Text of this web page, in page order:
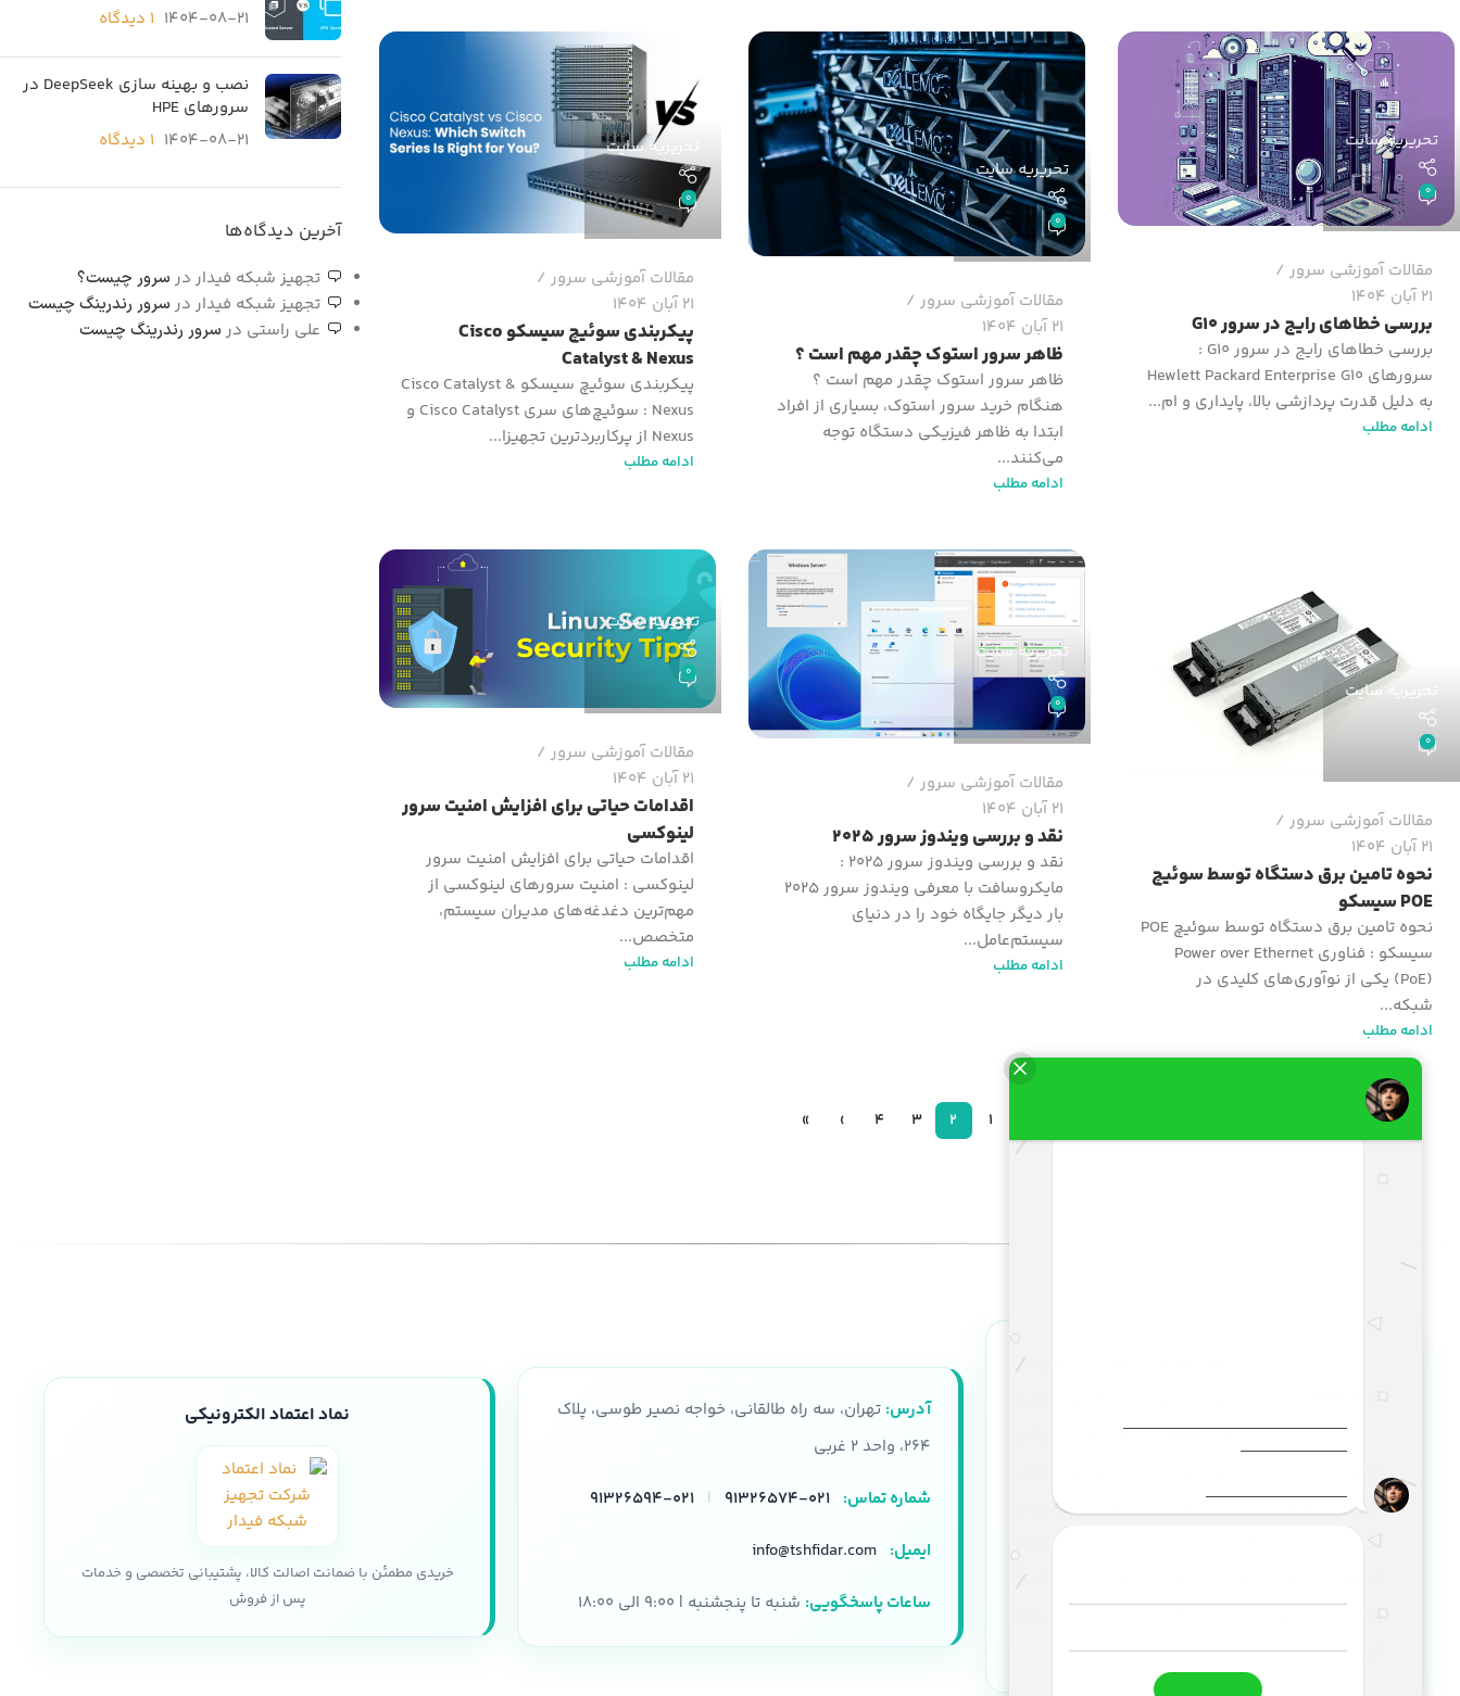
تحریریه سایت
0
مقالات آموزشی سرور
21 آبان 1404
بررسی خطاهای رایج در سرور G10
بررسی خطاهای رایج در سرور G10 :
سرورهای Hewlett Packard Enterprise G10
به دلیل قدرت پردازشی بالا، پایداری و ام...
ادامه مطلب
تحریریه سایت
0
مقالات آموزشی سرور
21 آبان 1404
ظاهر سرور استوک چقدر مهم است ؟
ظاهر سرور استوک چقدر مهم است ؟
هنگام خرید سرور استوک، بسیاری از افراد
ابتدا به ظاهر فیزیکی دستگاه توجه
می‌کنند...
ادامه مطلب
تحریریه سایت
0
مقالات آموزشی سرور
21 آبان 1404
پیکربندی سوئیچ‌ سیسکو Cisco
Catalyst & Nexus
پیکربندی سوئیچ‌ سیسکو Cisco Catalyst &
Nexus : سوئیچ‌های سری Cisco Catalyst و
Nexus از پرکاربردترین تجهیزا...
ادامه مطلب
تحریریه سایت
0
مقالات آموزشی سرور
21 آبان 1404
نحوه تامین برق دستگاه توسط سوئیچ‌
POE سیسکو
نحوه تامین برق دستگاه توسط سوئیچ‌ POE
سیسکو : فناوری Power over Ethernet
(PoE) یکی از نوآوری‌های کلیدی در
شبکه...
ادامه مطلب
تحریریه سایت
0
مقالات آموزشی سرور
21 آبان 1404
نقد و بررسی ویندوز سرور 2025
نقد و بررسی ویندوز سرور 2025 :
مایکروسافت با معرفی ویندوز سرور 2025
بار دیگر جایگاه خود را در دنیای
سیستم‌عامل...
ادامه مطلب
تحریریه سایت
0
مقالات آموزشی سرور
21 آبان 1404
اقدامات حیاتی برای افزایش امنیت سرور
لینوکسی
اقدامات حیاتی برای افزایش امنیت سرور
لینوکسی : امنیت سرورهای لینوکسی از
مهم‌ترین دغدغه‌های مدیران سیستم،
متخصص...
ادامه مطلب
1
2
3
4
›
»
1404-08-21 ۱ دیدگاه
نصب و بهینه سازی DeepSeek در
سرورهای HPE
1404-08-21 ۱ دیدگاه
آخرین دیدگاه‌ها
تجهیز شبکه فیدار در سرور چیست؟
تجهیز شبکه فیدار در سرور رندرینگ چیست
علی راستی در سرور رندرینگ چیست
مرجع تخصصی فروش سرورهای
است. ما با ارائه محصولات اورجینال، گارانتی
تجربه‌ای مطمئن در خرید، نصب، راه‌اندازی و پشتیبانی
زیرساخت‌های شبکه و سرور را برای کسب‌وکارها
فراهم می‌کنیم. رضایت مشتری، کیفیت خدمات و
فیدار است.
آدرس: تهران، سه راه طالقانی، خواجه نصیر طوسی، پلاک
۲۶۴، واحد ۲ غربی
شماره تماس: ۰۲۱-۹۱۳۲۶۵۷۴ | ۰۲۱-۹۱۳۲۶۵۹۴
ایمیل: info@tshfidar.com
ساعات پاسخگویی: شنبه تا پنجشنبه | ۹:۰۰ الی ۱۸:۰۰
نماد اعتماد الکترونیکی
خریدی مطمئن با ضمانت اصالت کالا، پشتیبانی تخصصی و خدمات
پس از فروش